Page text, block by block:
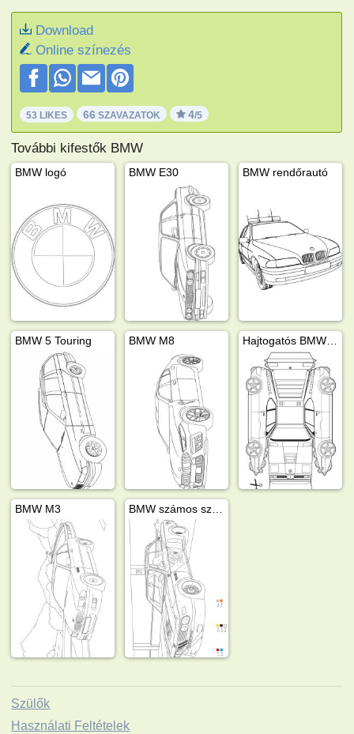
Download
Online színezés
53 LIKES 66 SZAVAZATOK 4/5
További kifestők BMW
BMW logó BMW E30 BMW rendőrautó
BMW 5 Touring BMW M8
BMW M3
Szülők
Használati Feltételek